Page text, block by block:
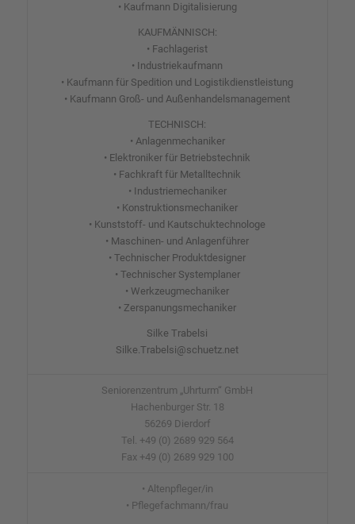
• Kaufmann Digitalisierung
KAUFMÄNNISCH:
• Fachlagerist
• Industriekaufmann
• Kaufmann für Spedition und Logistikdienstleistung
• Kaufmann Groß- und Außenhandelsmanagement
TECHNISCH:
• Anlagenmechaniker
• Elektroniker für Betriebstechnik
• Fachkraft für Metalltechnik
• Industriemechaniker
• Konstruktionsmechaniker
• Kunststoff- und Kautschuktechnologe
• Maschinen- und Anlagenführer
• Technischer Produktdesigner
• Technischer Systemplaner
• Werkzeugmechaniker
• Zerspanungsmechaniker
Silke Trabelsi
Silke.Trabelsi@schuetz.net
Seniorenzentrum „Uhrturm“ GmbH
Hachenburger Str. 18
56269 Dierdorf
Tel. +49 (0) 2689 929 564
Fax +49 (0) 2689 929 100
• Altenpfleger/in
• Pflegefachmann/frau